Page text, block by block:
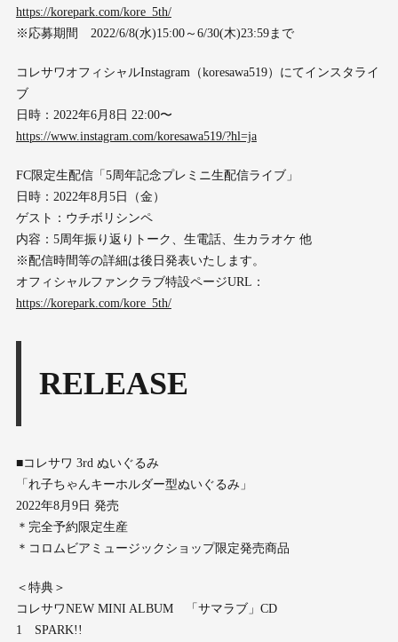
https://korepark.com/kore_5th/
※応募期間 2022/6/8(水)15:00～6/30(木)23:59まで
コレサワオフィシャルInstagram（koresawa519）にてインスタライ
ブ
日時：2022年6月8日 22:00〜
https://www.instagram.com/koresawa519/?hl=ja
FC限定生配信「5周年記念プレミニ生配信ライブ」
日時：2022年8月5日（金）
ゲスト：ウチボリシンペ
内容：5周年振り返りトーク、生電話、生カラオケ 他
※配信時間等の詳細は後日発表いたします。
オフィシャルファンクラブ特設ページURL：
https://korepark.com/kore_5th/
RELEASE
■コレサワ 3rd ぬいぐるみ
「れ子ちゃんキーホルダー型ぬいぐるみ」
2022年8月9日 発売
＊完全予約限定生産
＊コロムビアミュージックショップ限定発売商品
＜特典＞
コレサワNEW MINI ALBUM 「サマラブ」CD
1 SPARK!!